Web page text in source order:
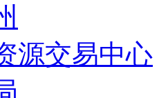
源交易中心